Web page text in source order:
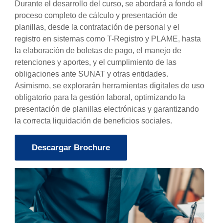
Durante el desarrollo del curso, se abordará a fondo el
proceso completo de cálculo y presentación de
planillas, desde la contratación de personal y el
registro en sistemas como T-Registro y PLAME, hasta
la elaboración de boletas de pago, el manejo de
retenciones y aportes, y el cumplimiento de las
obligaciones ante SUNAT y otras entidades.
Asimismo, se explorarán herramientas digitales de uso
obligatorio para la gestión laboral, optimizando la
presentación de planillas electrónicas y garantizando
la correcta liquidación de beneficios sociales.
Descargar Brochure